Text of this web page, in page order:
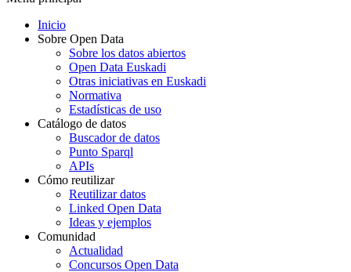
Inicio
Sobre Open Data
Sobre los datos abiertos
Open Data Euskadi
Otras iniciativas en Euskadi
Normativa
Estadísticas de uso
Catálogo de datos
Buscador de datos
Punto Sparql
APIs
Cómo reutilizar
Reutilizar datos
Linked Open Data
Ideas y ejemplos
Comunidad
Actualidad
Concursos Open Data